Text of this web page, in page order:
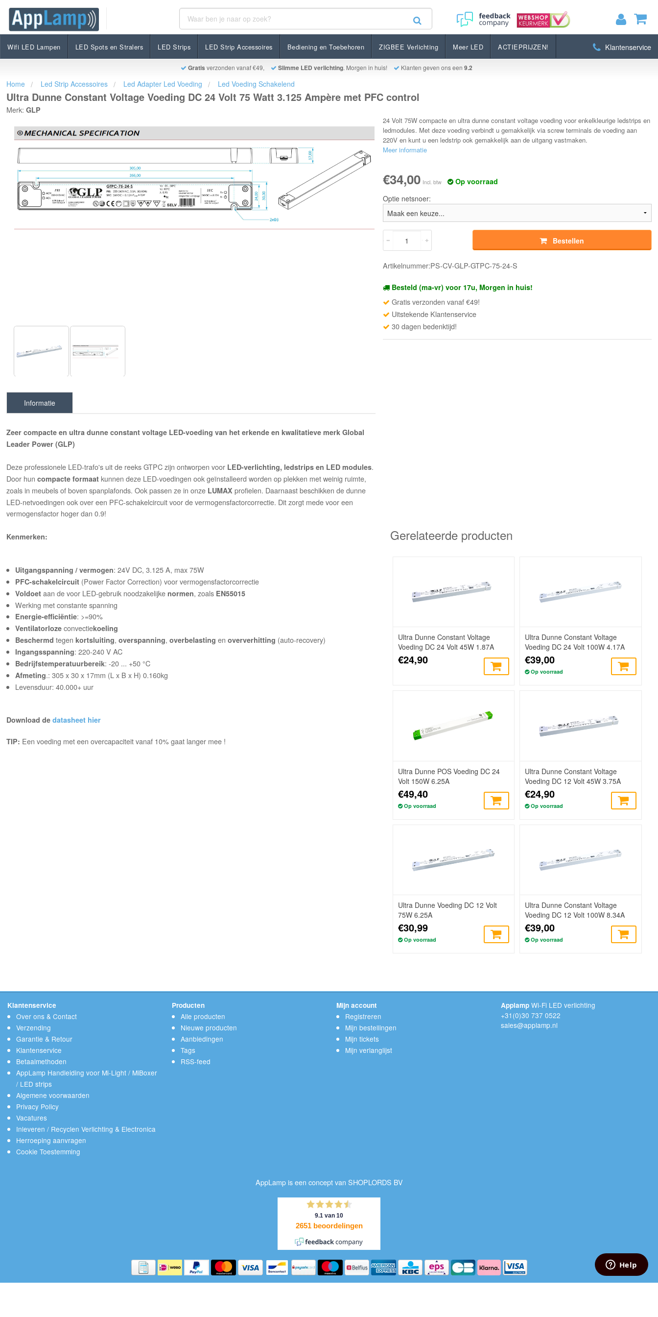
MIJN WINKELWAGEN
Wifi LED Lampen LED Spots en Stralers LED Strips LED Strip Accessoires Bediening en Toebehoren ZIGBEE Verlichting Meer LED ACTIEPRIJZEN! Klantenservice
Gratis verzonden vanaf €49, Slimme LED verlichting. Morgen in huis! Klanten geven ons een 9.2
Ultra Dunne Constant Voltage Voeding DC 24 Volt 75 Watt 3.125 Ampère met PFC control
€34,00 Op voorraad
Bestellen
Home Led Strip Accessoires Led Adapter Led Voeding Led Voeding Schakelend
Ultra Dunne Constant Voltage Voeding DC 24 Volt 75 Watt 3.125 Ampère met PFC control
Merk:GLP
24 Volt 75W compacte en ultra dunne constant voltage voeding voor enkelkleurige ledstrips en
ledmodules. Met deze voeding verbindt u gemakkelijk via screw terminals de voeding aan
220V en kunt u een ledstrip ook gemakkelijk aan de uitgang vastmaken.
Meer informatie
€34,00 Incl. btw
Op voorraad
Optie netsnoer:
Bestellen
Artikelnummer:PS-CV-GLP-GTPC-75-24-S
Besteld (ma-vr) voor 17u, Morgen in huis!
Gratis verzonden vanaf €49!
Uitstekende Klantenservice
30 dagen bedenktijd!
Informatie
Zeer compacte en ultra dunne constant voltage LED-voeding van het erkende en kwalitatieve merk Global
Leader Power (GLP)
Deze professionele LED-trafo's uit de reeks GTPC zijn ontworpen voor LED-verlichting, ledstrips en LED modules.
Door huncompacte formaat kunnen deze LED-voedingen ook geïnstalleerd worden op plekken met weinig ruimte,
zoals in meubels of boven spanplafonds. Ook passen ze in onze LUMAX profielen. Daarnaast beschikken de dunne
LED-netvoedingen ook over een PFC-schakelcircuit voor de vermogensfactorcorrectie. Dit zorgt mede voor een
vermogensfactor hoger dan 0.9!
Kenmerken:
Uitgangspanning / vermogen: 24V DC, 3.125 A, max 75W
PFC-schakelcircuit (Power Factor Correction) voor vermogensfactorcorrectie
Voldoet aan de voor LED-gebruik noodzakelijke normen, zoals EN55015
Werking met constante spanning
Energie-efficiëntie: >=90%
Ventilatorloze convectiekoeling
Beschermd tegenkortsluiting,overspanning,overbelasting enoververhitting (auto-recovery)
Ingangsspanning: 220-240 V AC
Bedrijfstemperatuurbereik: -20 ... +50 °C
Afmeting.: 305 x 30 x 17mm (L x B x H) 0.160kg
Levensduur: 40.000+ uur
Download dedatasheet hier
TIP: Een voeding met een overcapaciteit vanaf 10% gaat langer mee !
Gerelateerde producten
Ultra Dunne Constant Voltage
Voeding DC 24 Volt 45W 1.87A
€24,90
Ultra Dunne Constant Voltage
Voeding DC 24 Volt 100W 4.17A
€39,00
Op voorraad
Ultra Dunne POS Voeding DC 24
Volt 150W 6.25A
€49,40
Op voorraad
Ultra Dunne Constant Voltage
Voeding DC 12 Volt 45W 3.75A
€24,90
Op voorraad
Ultra Dunne Voeding DC 12 Volt
75W 6.25A
€30,99
Op voorraad
Ultra Dunne Constant Voltage
Voeding DC 12 Volt 100W 8.34A
€39,00
Op voorraad
Klantenservice
Over ons & Contact
Verzending
Garantie & Retour
Klantenservice
Betaalmethoden
AppLamp Handleiding voor Mi-Light / MiBoxer
/ LED strips
Algemene voorwaarden
Privacy Policy
Vacatures
Inleveren / Recyclen Verlichting & Electronica
Herroeping aanvragen
Cookie Toestemming
Producten
Alle producten
Nieuwe producten
Aanbiedingen
Tags
RSS-feed
Mijn account
Registreren
Mijn bestellingen
Mijn tickets
Mijn verlanglijst
Applamp Wi-Fi LED verlichting
+31(0)30 737 0522
sales@applamp.nl
AppLamp is een concept van SHOPLORDS BV